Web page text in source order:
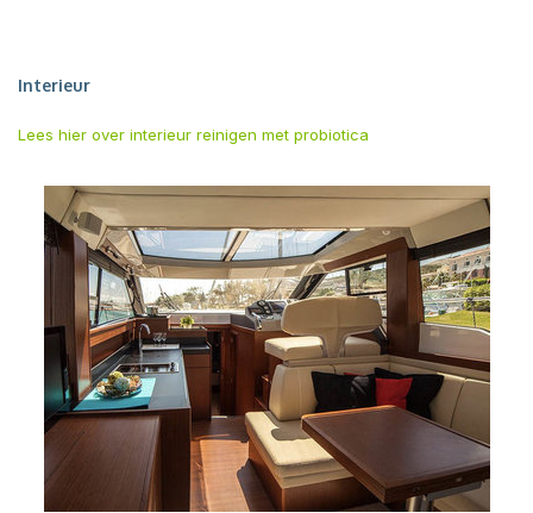
Interieur
Lees hier over interieur reinigen met probiotica